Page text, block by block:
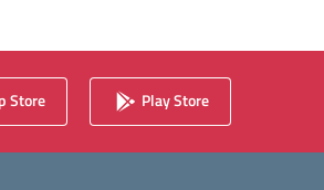
Store Play Store